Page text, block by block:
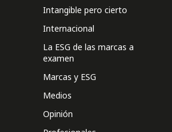
Intangible pero cierto
Internacional
La ESG de las marcas a
examen
Marcas y ESG
Medios
Opinión